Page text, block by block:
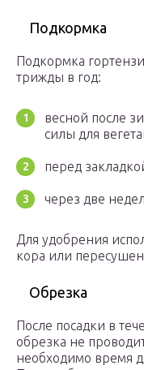
Подкормка
Подкормка
трижды в год:
весной после
силы для
перед
через две
Для удобрения
кора или
Обрезка
После посадки в
обрезка не
необходимо время